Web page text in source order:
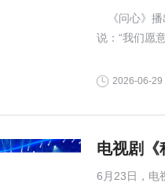
《问心》播
说：“我们愿
2026-06-29
电视剧《
6月23日，电